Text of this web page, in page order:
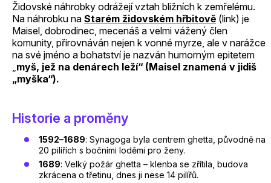
Židovské náhrobky odrážejí vztah bližních k zemřelému.
Na náhrobku na Starém židovském hřbitově (link) je
Maisel, dobrodinec, mecenáš a velmi vážený člen
komunity, přirovnáván nejen k vonné myrze, ale v narážce
na své jméno a bohatství je nazván humorným epitetem
„myš, jež na denárech leží“ (Maisel znamená v jidiš
„myška“).
Historie a proměny
1592–1689: Synagoga byla centrem ghetta, původně na
20 pilířích s bočními loděmi pro ženy.
1689: Velký požár ghetta – klenba se zřítila, budova
zkrácena o třetinu, dnes ji nese 14 pilířů.